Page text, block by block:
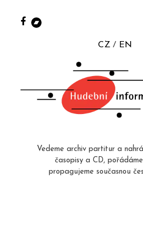
CZ EN
Vedeme archiv partitur a
časopisy a CD,
propagujeme současnou